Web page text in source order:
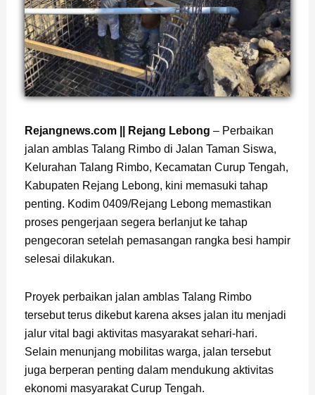
Rejangnews.com || Rejang Lebong – Perbaikan
jalan amblas Talang Rimbo di Jalan Taman Siswa,
Kelurahan Talang Rimbo, Kecamatan Curup Tengah,
Kabupaten Rejang Lebong, kini memasuki tahap
penting. Kodim 0409/Rejang Lebong memastikan
proses pengerjaan segera berlanjut ke tahap
pengecoran setelah pemasangan rangka besi hampir
selesai dilakukan.
Proyek perbaikan jalan amblas Talang Rimbo
tersebut terus dikebut karena akses jalan itu menjadi
jalur vital bagi aktivitas masyarakat sehari-hari.
Selain menunjang mobilitas warga, jalan tersebut
juga berperan penting dalam mendukung aktivitas
ekonomi masyarakat Curup Tengah.
Page
, Page
, Page